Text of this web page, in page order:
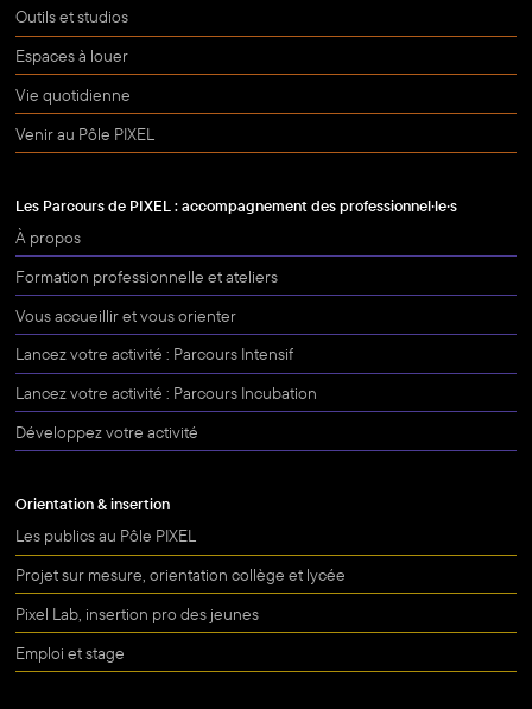
Outils et studios
Espaces à louer
Vie quotidienne
Venir au Pôle PIXEL
Les Parcours de PIXEL : accompagnement des professionnel·le·s
À propos
Formation professionnelle et ateliers
Vous accueillir et vous orienter
Lancez votre activité : Parcours Intensif
Lancez votre activité : Parcours Incubation
Développez votre activité
Orientation & insertion
Les publics au Pôle PIXEL
Projet sur mesure, orientation collège et lycée
Pixel Lab, insertion pro des jeunes
Emploi et stage